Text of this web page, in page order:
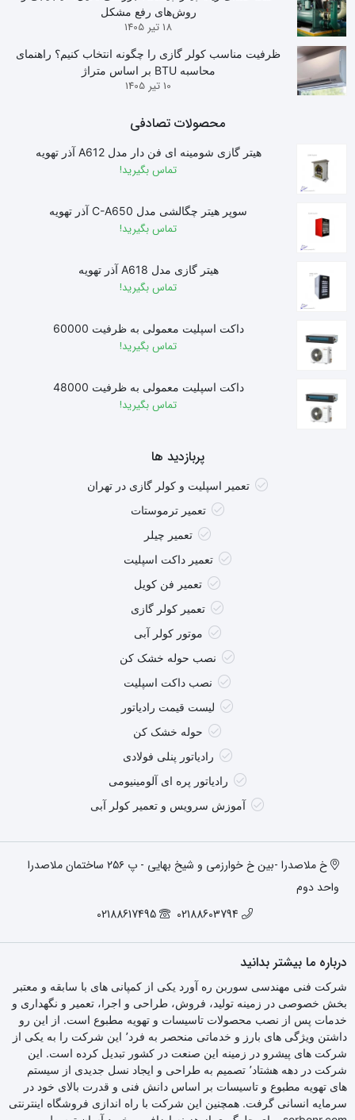
روش‌های رفع مشکل
18 تیر 1405
ظرفیت مناسب کولر گازی را چگونه انتخاب کنیم؟ راهنمای
محاسبه BTU بر اساس متراژ
10 تیر 1405
محصولات تصادفی
هیتر گازی شومینه ای فن دار مدل A612 آذر تهویه
تماس بگیرید!
سوپر هیتر چگالشی مدل C-A650 آذر تهویه
تماس بگیرید!
هیتر گازی مدل A618 آذر تهویه
تماس بگیرید!
داکت اسپلیت معمولی به ظرفیت 60000
تماس بگیرید!
داکت اسپلیت معمولی به ظرفیت 48000
تماس بگیرید!
پربازدید ها
تعمیر اسپلیت و کولر گازی در تهران
تعمیر ترموستات
تعمیر چیلر
تعمیر داکت اسپلیت
تعمیر فن کویل
تعمیر کولر گازی
موتور کولر آبی
نصب حوله خشک کن
نصب داکت اسپلیت
لیست قیمت رادیاتور
حوله خشک کن
رادیاتور پنلی فولادی
رادیاتور پره ای آلومینیومی
آموزش سرویس و تعمیر کولر آبی
خ ملاصدرا -بین خ خوارزمی و شیخ بهایی - پ ۲۵۶ ساختمان ملاصدرا
واحد دوم
02188603794
02188617495
درباره ما بیشتر بدانید
شرکت فنی مهندسی سوربن ره آورد یکی از کمپانی های با سابقه و معتبر
بخش خصوصی در زمینه تولید، فروش، طراحی و اجرا، تعمیر و نگهداری و
خدمات پس از نصب محصولات تاسیسات و تهویه مطبوع است. از این رو
داشتن ویژگی های بارز و خدماتی منحصر به فرد٬ این شرکت را به یکی از
شرکت های پیشرو در زمینه این صنعت در کشور تبدیل کرده است. این
شرکت در دهه هشتاد٬ تصمیم به طراحی و ایجاد نسل جدیدی از سیستم
های تهویه مطبوع و تاسیسات بر اساس دانش فنی و قدرت بالای خود در
سرمایه انسانی گرفت. همچنین این شرکت با راه اندازی فروشگاه اینترنتی